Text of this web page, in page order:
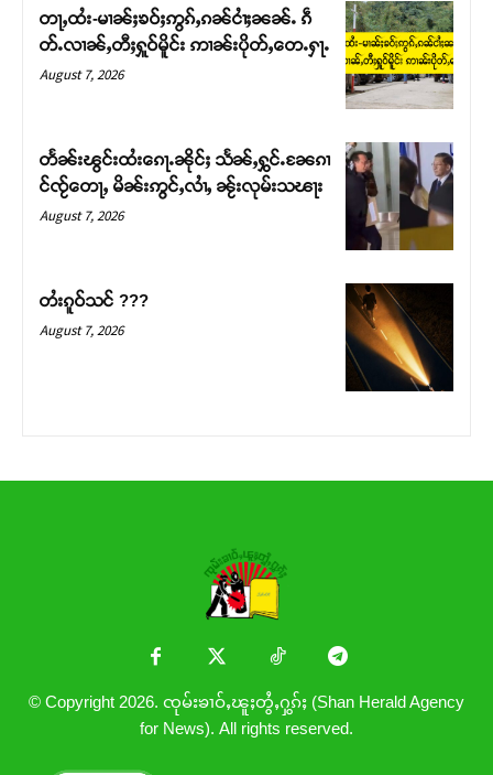
တႃႇထႆး-မၢၼ်ႈၶဝ်ႈဢွၵ်ႇၵၼ်ငၢႆႈၼၼ်ႉ ၵဵ
တ်ႉလၢၼ်ႇတီႈႁူဝ်မိူင်း ဢၢၼ်းပိုတ်ႇတေႉႁႃႉ
August 7, 2026
တႅၼ်းၽွင်းထႆးၵေႃႉၼိုင်ႈ သႅၼ်ႇႁွင်ႉၼႄၵၢ
င်ၸႂ်တေႃႇ မိၼ်းဢွင်ႇလၢႆႇ ၼႂ်းလုမ်းသၽႃး
August 7, 2026
တႆးၵူဝ်သင် ???
August 7, 2026
© Copyright 2026. ၸုမ်းၶၢဝ်ႇၽူႈတွႆႇႁွၵ်ႈ (Shan Herald Agency
for News). All rights reserved.